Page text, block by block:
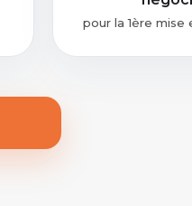
pour la 1ère mise